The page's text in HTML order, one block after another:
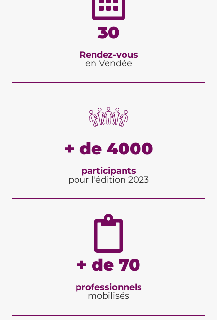
30
Rendez-vous
en Vendée
+ de 4000
participants
pour l'édition 2023
+ de 70
professionnels
mobilisés